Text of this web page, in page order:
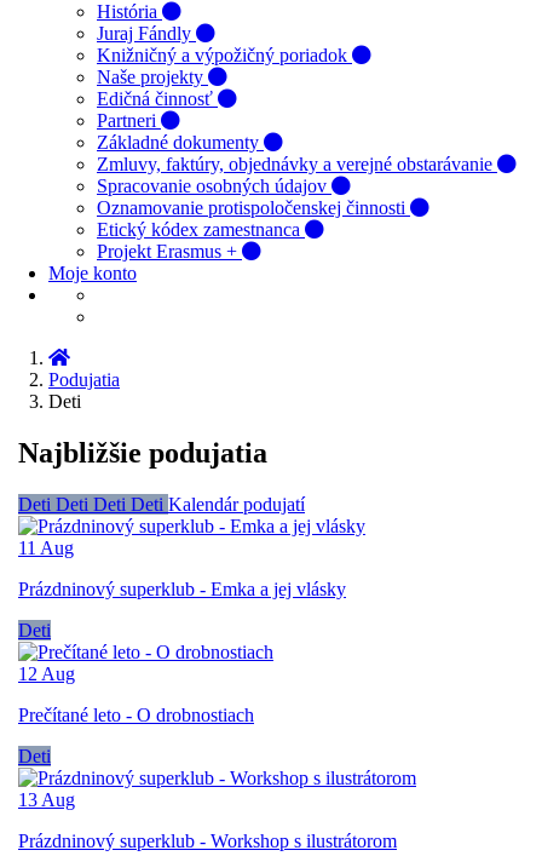
História
Juraj Fándly
Knižničný a výpožičný poriadok
Naše projekty
Edičná činnosť
Partneri
Základné dokumenty
Zmluvy, faktúry, objednávky a verejné obstarávanie
Spracovanie osobných údajov
Oznamovanie protispoločenskej činnosti
Etický kódex zamestnanca
Projekt Erasmus +
Moje konto
Podujatia
Deti
Najbližšie podujatia
Deti Deti Deti Deti Kalendár podujatí
11 Aug
Prázdninový superklub - Emka a jej vlásky
Deti
12 Aug
Prečítané leto - O drobnostiach
Deti
13 Aug
Prázdninový superklub - Workshop s ilustrátorom